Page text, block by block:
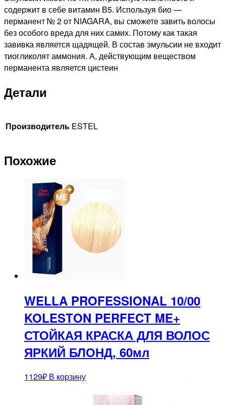
содержит в себе витамин В5. Используя био —
перманент № 2 от NIAGARA, вы сможете завить волосы
без особого вреда для них самих. Потому как такая
завивка является щадящей. В состав эмульсии не входит
тиогликолят аммония. А, действующим веществом
перманента является цистеин
Детали
Производитель ESTEL
Похожие
WELLA PROFESSIONAL 10/00
KOLESTON PERFECT ME+
СТОЙКАЯ КРАСКА ДЛЯ ВОЛОС
ЯРКИЙ БЛОНД, 60мл
1129₽ В корзину